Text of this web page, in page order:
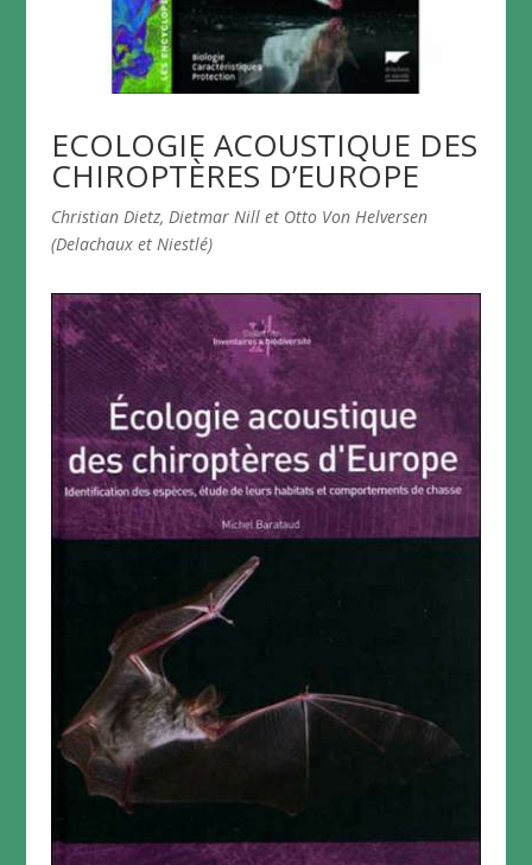
ECOLOGIE ACOUSTIQUE DES
CHIROPTÈRES D’EUROPE
Christian Dietz, Dietmar Nill et Otto Von Helversen
(Delachaux et Niestlé)